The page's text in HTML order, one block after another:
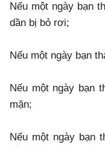
Nếu một ngày bạn
dần bị bỏ rơi;
Nếu một ngày bạn
Nếu một ngày bạn
mặn;
Nếu một ngày bạn